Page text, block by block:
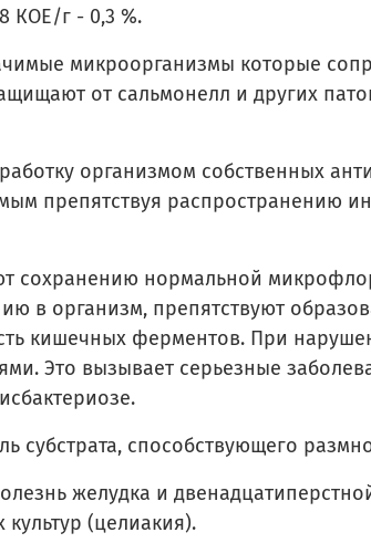
КОЕ/г - 0,3 %.
микроорганизмы которые
от сальмонелл и других
организмом собственных
препятствуя распространению
сохранению нормальной
в организм, препятствуют
кишечных ферментов. При
Это вызывает серьезные
субстрата, способствующего
желудка и
(целиакия).